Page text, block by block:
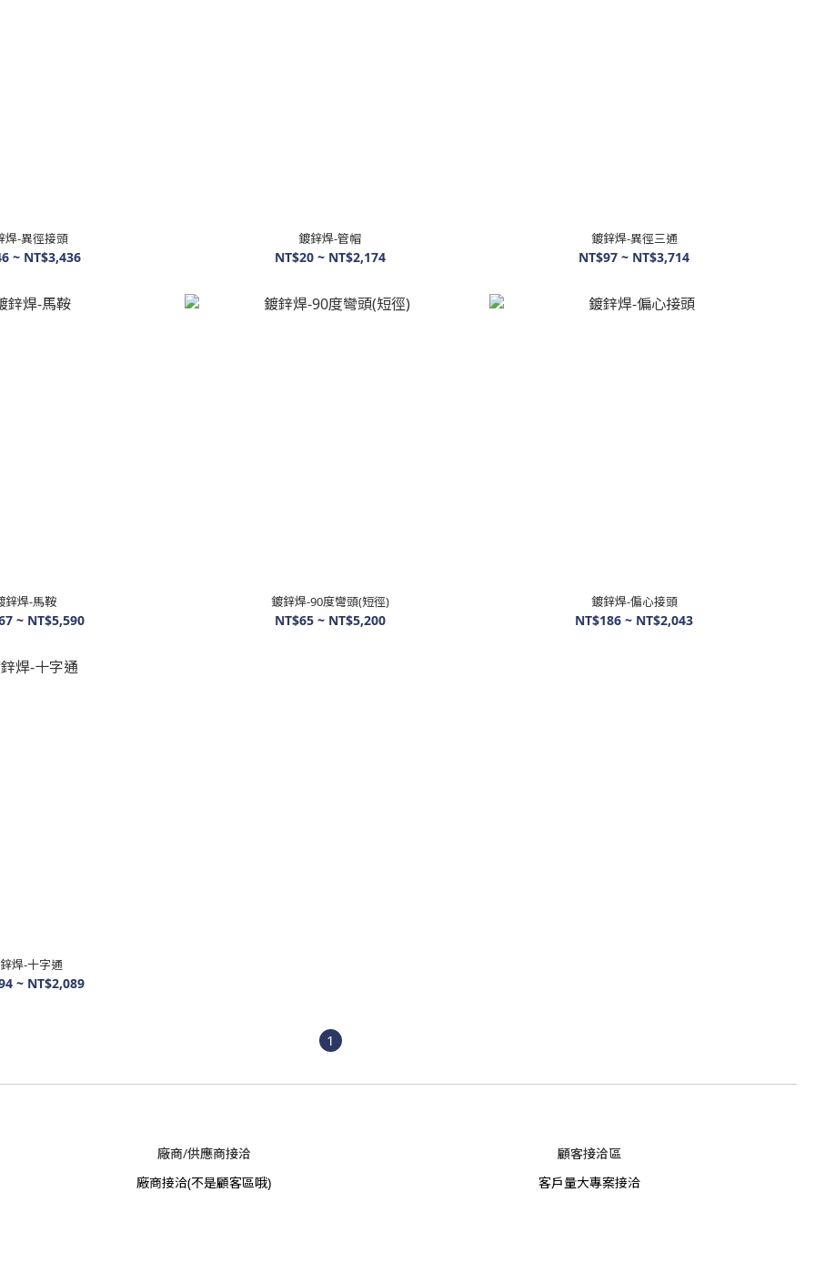
焊-異徑接頭
~ NT$3,436
鍍鋅焊-管帽
NT$20 ~ NT$2,174
鍍鋅焊-異徑三通
NT$97 ~ NT$3,714
鋅焊-馬鞍
~ NT$5,590
鍍鋅焊-90度彎頭(短徑)
NT$65 ~ NT$5,200
鍍鋅焊-偏心接頭
NT$186 ~ NT$2,043
焊-十字通
~ NT$2,089
1
廠商/供應商接洽
廠商接洽(不是顧客區哦)
顧客接洽區
客戶量大專案接洽